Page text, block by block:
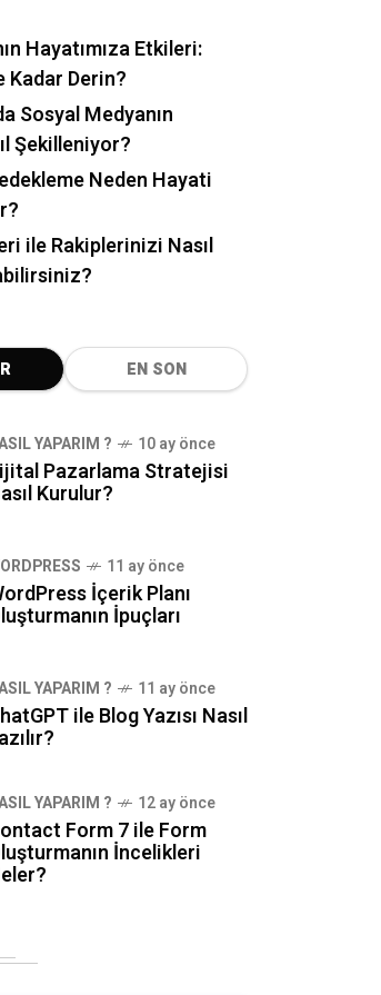
Hayatımıza Etkileri:
Kadar Derin?
Sosyal Medyanın
Şekilleniyor?
Neden Hayati
ile Rakiplerinizi Nasıl
EN SON
YAPARIM ? 10 ay önce
Pazarlama Stratejisi
Kurulur?
11 ay önce
İçerik Planı
İpuçları
YAPARIM ? 11 ay önce
ile Blog Yazısı Nasıl
YAPARIM ? 12 ay önce
Form 7 ile Form
İncelikleri